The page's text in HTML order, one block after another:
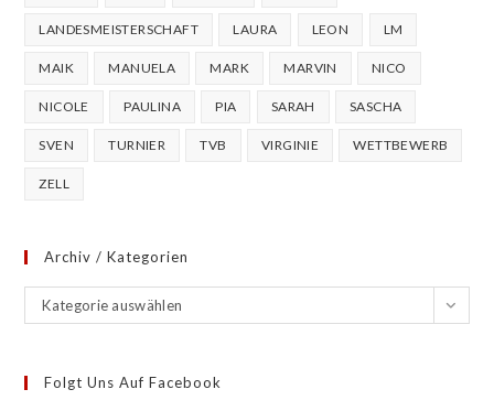
LANDESMEISTERSCHAFT LAURA LEON LM
MAIK MANUELA MARK MARVIN NICO
NICOLE PAULINA PIA SARAH SASCHA
SVEN TURNIER TVB VIRGINIE WETTBEWERB
ZELL
Archiv / Kategorien
Archiv
/
Kategorie auswählen
Folgt Uns Auf Facebook